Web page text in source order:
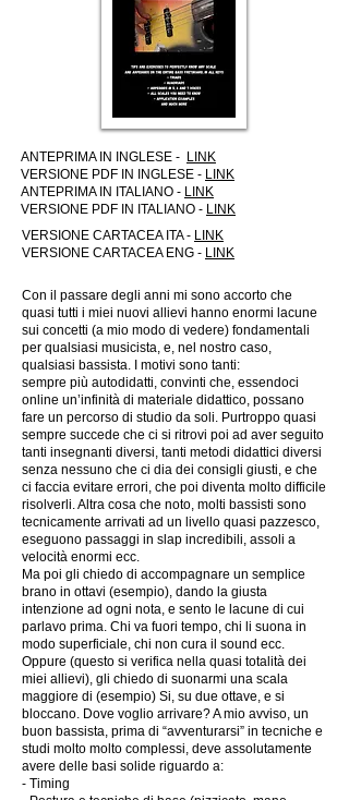
ANTEPRIMA IN INGLESE - LINK
VERSIONE PDF IN INGLESE - LINK
ANTEPRIMA IN ITALIANO - LINK
VERSIONE PDF IN ITALIANO - LINK
VERSIONE CARTACEA ITA - LINK
VERSIONE CARTACEA ENG - LINK
Con il passare degli anni mi sono accorto che
quasi tutti i miei nuovi allievi hanno enormi lacune
sui concetti (a mio modo di vedere) fondamentali
per qualsiasi musicista, e, nel nostro caso,
qualsiasi bassista. I motivi sono tanti:
sempre più autodidatti, convinti che, essendoci
online un’infinità di materiale didattico, possano
fare un percorso di studio da soli. Purtroppo quasi
sempre succede che ci si ritrovi poi ad aver seguito
tanti insegnanti diversi, tanti metodi didattici diversi
senza nessuno che ci dia dei consigli giusti, e che
ci faccia evitare errori, che poi diventa molto difficile
risolverli. Altra cosa che noto, molti bassisti sono
tecnicamente arrivati ad un livello quasi pazzesco,
eseguono passaggi in slap incredibili, assoli a
velocità enormi ecc.
Ma poi gli chiedo di accompagnare un semplice
brano in ottavi (esempio), dando la giusta
intenzione ad ogni nota, e sento le lacune di cui
parlavo prima. Chi va fuori tempo, chi li suona in
modo superficiale, chi non cura il sound ecc.
Oppure (questo si verifica nella quasi totalità dei
miei allievi), gli chiedo di suonarmi una scala
maggiore di (esempio) Si, su due ottave, e si
bloccano. Dove voglio arrivare? A mio avviso, un
buon bassista, prima di “avventurarsi” in tecniche e
studi molto molto complessi, deve assolutamente
avere delle basi solide riguardo a:
- Timing